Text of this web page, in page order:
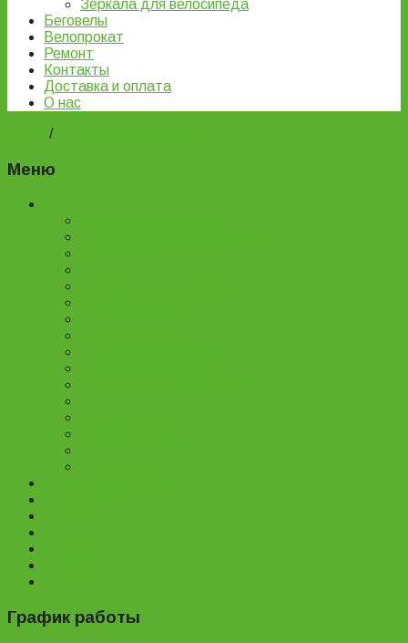
Зеркала для велосипеда
Беговелы
Велопрокат
Ремонт
Контакты
Доставка и оплата
О нас
/
Меню
График работы